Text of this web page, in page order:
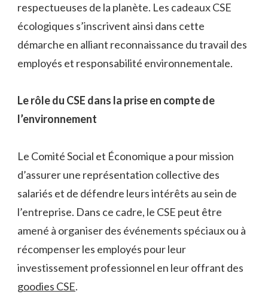
respectueuses de la planète. Les cadeaux CSE
écologiques s’inscrivent ainsi dans cette
démarche en alliant reconnaissance du travail des
employés et responsabilité environnementale.
Le rôle du CSE dans la prise en compte de
l’environnement
Le Comité Social et Économique a pour mission
d’assurer une représentation collective des
salariés et de défendre leurs intérêts au sein de
l’entreprise. Dans ce cadre, le CSE peut être
amené à organiser des événements spéciaux ou à
récompenser les employés pour leur
investissement professionnel en leur offrant des
goodies CSE.